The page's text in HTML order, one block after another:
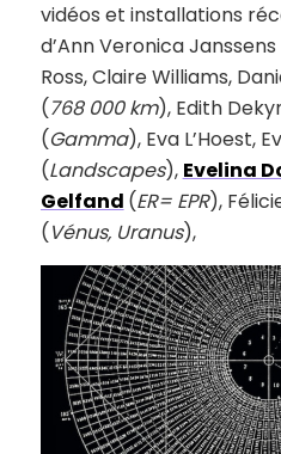
vidéos et installations
d’Ann Veronica Janssens
Ross, Claire Williams,
(768 000 km), Edith
(Gamma), Eva L’Hoest,
(Landscapes), Evelina
Gelfand (ER= EPR),
(Vénus, Uranus),